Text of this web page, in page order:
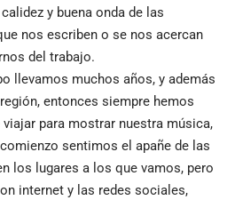
y buena onda de las
nos escriben o se nos acercan
del trabajo.
llevamos muchos años, y además
entonces siempre hemos
para mostrar nuestra música,
sentimos el apañe de las
los lugares a los que vamos, pero
internet y las redes sociales,